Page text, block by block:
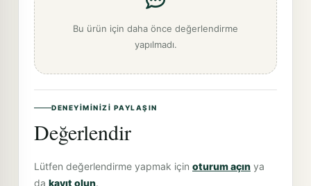
Bu ürün için daha önce değerlendirme
yapılmadı.
DENEYIMINIZI PAYLAŞIN
Değerlendir
Lütfen değerlendirme yapmak için oturum açın ya
da kayıt olun.